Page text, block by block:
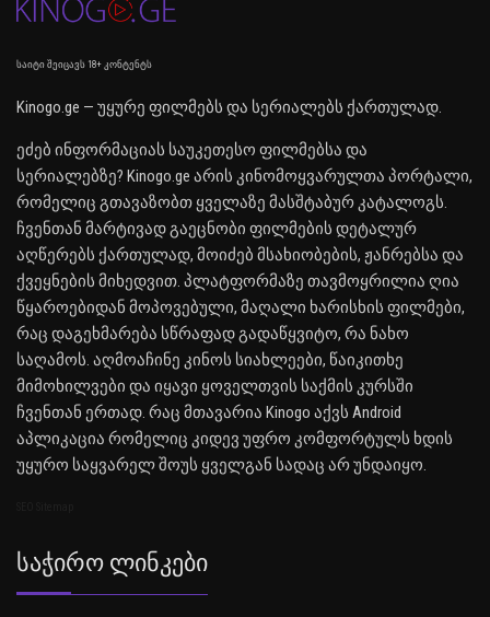
საიტი შეიცავს 18+ კონტენტს
Kinogo.ge — უყურე ფილმებს და სერიალებს ქართულად.
ეძებ ინფორმაციას საუკეთესო ფილმებსა და
სერიალებზე? Kinogo.ge არის კინომოყვარულთა პორტალი,
რომელიც გთავაზობთ ყველაზე მასშტაბურ კატალოგს.
ჩვენთან მარტივად გაეცნობი ფილმების დეტალურ
აღწერებს ქართულად, მოიძებ მსახიობების, ჟანრებსა და
ქვეყნების მიხედვით. პლატფორმაზე თავმოყრილია ღია
წყაროებიდან მოპოვებული, მაღალი ხარისხის ფილმები,
რაც დაგეხმარება სწრაფად გადაწყვიტო, რა ნახო
საღამოს. აღმოაჩინე კინოს სიახლეები, წაიკითხე
მიმოხილვები და იყავი ყოველთვის საქმის კურსში
ჩვენთან ერთად. რაც მთავარია Kinogo აქვს Android
აპლიკაცია რომელიც კიდევ უფრო კომფორტულს ხდის
უყურო საყვარელ შოუს ყველგან სადაც არ უნდაიყო.
Საჭირო Ლინკები